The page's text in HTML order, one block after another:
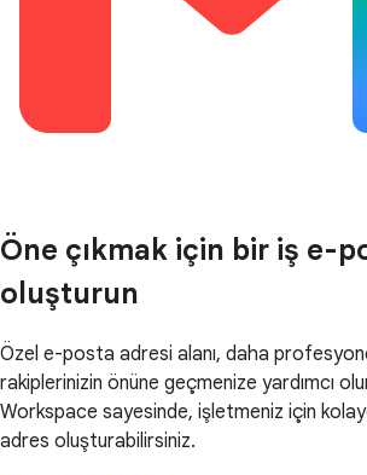
Öne çıkmak için bir iş e-
oluşturun
Özel e-posta adresi alanı, daha
rakiplerinizin önüne geçmenize yardımcı
Workspace sayesinde, işletmeniz için
adres oluşturabilirsiniz.